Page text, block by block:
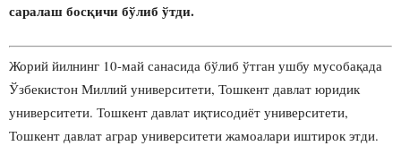
саралаш босқичи бўлиб ўтди.
Жорий йилнинг 10-май санасида бўлиб ўтган ушбу мусобақада
Ўзбекистон Миллий университети, Тошкент давлат юридик
университети. Тошкент давлат иқтисодиёт университети,
Тошкент давлат аграр университети жамоалари иштирок этди.